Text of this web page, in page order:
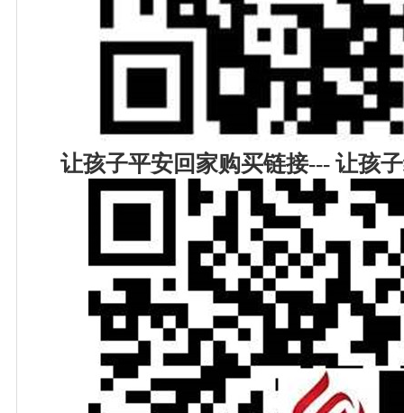
让孩子平安回家购买链接--- 让孩